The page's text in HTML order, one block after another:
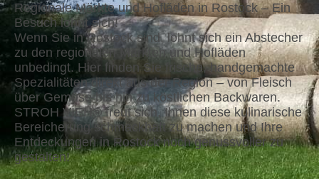
Regionale Märkte und Hofläden in Rostock – Ein
Besuch lohnt sich!
Wenn Sie in Rostock sind, lohnt sich ein Abstecher
zu den regionalen Märkten und Hofläden
unbedingt. Hier finden Sie frische, handgemachte
Spezialitäten direkt aus der Region – von Fleisch
über Gemüse bis hin zu köstlichen Backwaren.
STROH VIEH® freut sich, Ihnen diese kulinarische
Bereicherung schmackhaft zu machen und Ihre
Entdeckungen in Rostock noch genussvoller zu
gestalten!